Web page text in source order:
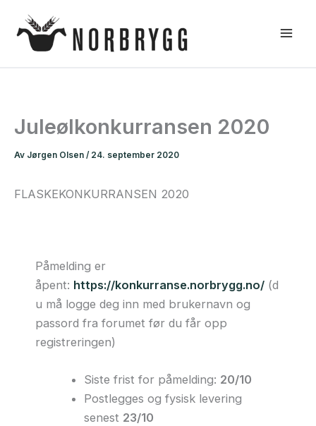
rett
Juleølkonkurransen 2020
Av Jørgen Olsen / 24. september 2020
FLASKEKONKURRANSEN 2020
Påmelding er
åpent: https://konkurranse.norbrygg.no/ (d
u må logge deg inn med brukernavn og
passord fra forumet før du får opp
registreringen)
Siste frist for påmelding: 20/10
Postlegges og fysisk levering
senest 23/10